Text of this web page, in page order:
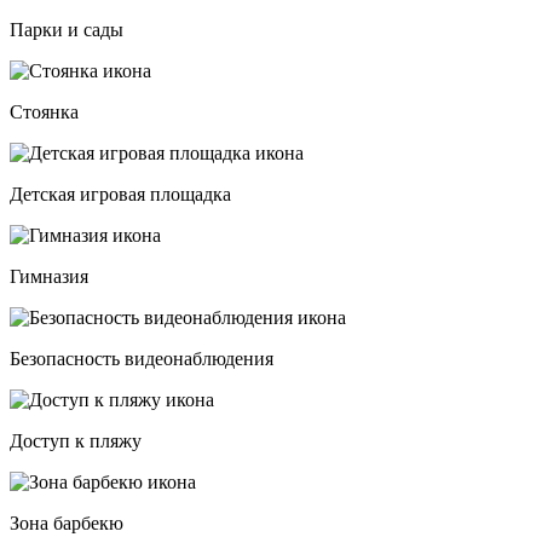
Парки и сады
Стоянка
Детская игровая площадка
Гимназия
Безопасность видеонаблюдения
Доступ к пляжу
Зона барбекю